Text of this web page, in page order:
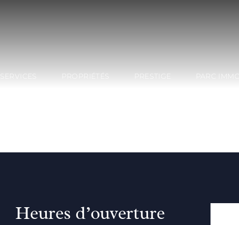
SERVICES PROPRIÉTÉS PRESTIGE PARC
Heures d’ouverture